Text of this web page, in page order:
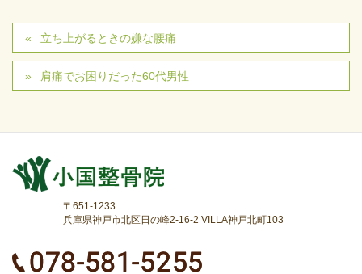
立ち上がるときの嫌な腰痛
肩痛でお困りだった60代男性
〒651-1233
兵庫県神戸市北区日の峰2-16-2 VILLA神戸北町103